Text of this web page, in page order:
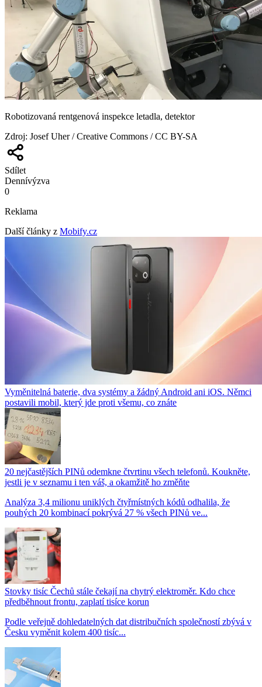
Robotizovaná rentgenová inspekce letadla, detektor
Zdroj: Josef Uher / Creative Commons / CC BY-SA
Sdílet
Dennívýzva
0
Reklama
Další články z Mobify.cz
Vyměnitelná baterie, dva systémy a žádný Android ani iOS. Němci
postavili mobil, který jde proti všemu, co znáte
20 nejčastějších PINů odemkne čtvrtinu všech telefonů. Koukněte,
jestli je v seznamu i ten váš, a okamžitě ho změňte
Analýza 3,4 milionu uniklých čtyřmístných kódů odhalila, že
pouhých 20 kombinací pokrývá 27 % všech PINů ve...
Stovky tisíc Čechů stále čekají na chytrý elektroměr. Kdo chce
předběhnout frontu, zaplatí tisíce korun
Podle veřejně dohledatelných dat distribučních společností zbývá v
Česku vyměnit kolem 400 tisíc...